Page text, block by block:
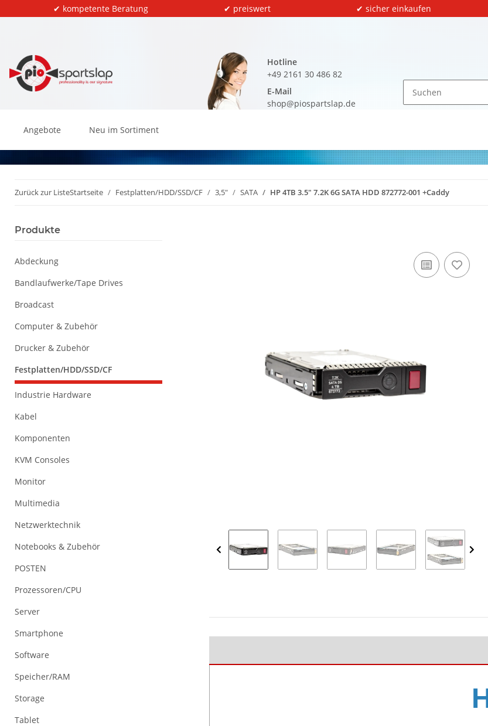
✔ kompetente Beratung ✔ preiswert ✔ sicher einkaufen
Hotline
+49 2161 30 486 82
E-Mail
shop@piospartslap.de
Angebote Neu im Sortiment
Zurück zur ListeStartseite Festplatten/HDD/SSD/CF 3,5" SATA HP 4TB 3.5" 7.2K 6G SATA HDD 872772-001 +Caddy
Produkte
Abdeckung
Bandlaufwerke/Tape Drives
Broadcast
Computer & Zubehör
Drucker & Zubehör
Festplatten/HDD/SSD/CF
Industrie Hardware
Kabel
Komponenten
KVM Consoles
Monitor
Multimedia
Netzwerktechnik
Notebooks & Zubehör
POSTEN
Prozessoren/CPU
Server
Smartphone
Software
Speicher/RAM
Storage
Tablet